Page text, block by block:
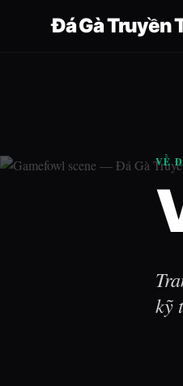
Đá Gà Truyền
VỀ
kỹ